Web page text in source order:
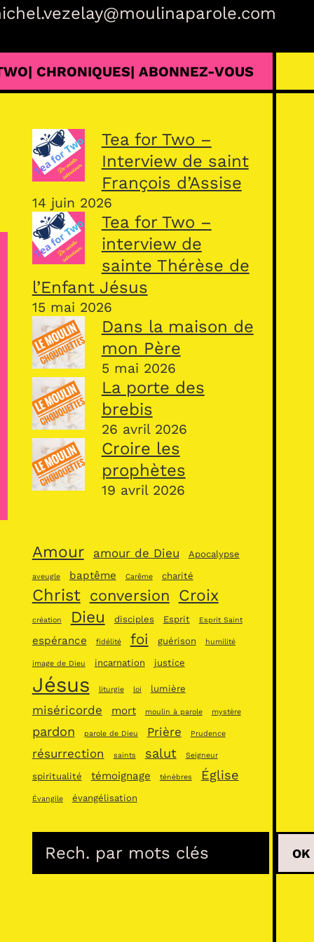
| CHRONIQUES| ABONNEZ-VOUS
Tea for Two –
Interview de saint
François d’Assise
14 juin 2026
Tea for Two –
interview de
sainte Thérèse de
l’Enfant Jésus
15 mai 2026
Dans la maison de
mon Père
5 mai 2026
La porte des
brebis
26 avril 2026
Croire les
prophètes
19 avril 2026
Amour amour de Dieu Apocalypse
aveugle baptême Carême charité
Christ conversion Croix
création Dieu disciples Esprit Esprit Saint
espérance fidélité foi guérison humilité
image de Dieu incarnation justice
Jésus liturgie loi lumière
miséricorde mort moulin à parole mystère
pardon parole de Dieu Prière Prudence
résurrection saints salut Seigneur
spiritualité témoignage ténèbres Église
Évangile évangélisation
OK